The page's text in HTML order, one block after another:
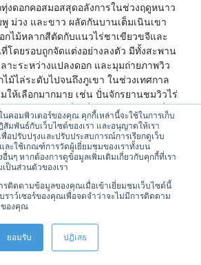
คอมพิวเตอร์ของคุณ คุกกี้เหล่านี้จะใช้ในการเก็บ
มพันธ์กับเว็บไซต์ของเรา และอนุญาตให้เรา
อปรับปรุงและปรับประสบการณ์การเรียกดูเว็บ
ละใช้เกณฑ์การวัดผู้เยี่ยมชมของเราทั้งบน
นๆ หากต้องการดูข้อมูลเพิ่มเติมเกี่ยวกับคุกกี้ที่เรา
ป็นส่วนตัวของเรา
ติดตามข้อมูลของคุณเมื่อเข้าเยี่ยมชมเว็บไซต์นี้
ราว์เซอร์ของคุณเพื่อจดจำว่าจะไม่มีการติดตาม
ของคุณ
ยอมรับ ปฏิเสธ
งดอกคอสมอสสุดอลังการในช่วงฤดูหนาว
ม่วง และขาว ผลัดกันบานเต็มเนินเขา
กไม้หลากสีตัดกับแนวไร่ชาเขียวขจีและ
โดยรอบถูกจัดแต่งอย่างลงตัว มีทั้งสะพาน
ลาะระหว่างแปลงดอก และมุมถ่ายภาพวิว
ไม้ไล่ระดับไปจนถึงภูเขา ในช่วงเทศกาล
ให้เลือกมากมาย เช่น ปั่นจักรยานชมวิวไร่
หรือชิมเมนูเครื่องดื่มและอาหารท้องถิ่น
ำให้สิงห์ปาร์คกลายเป็นหนึ่งในทุ่งดอกไม้
ยและมีกิจกรรมครบครัน เหมาะสำหรับมา
อคู่รัก
อนพฤศจิกายน – ธันวาคม
อำเภอเมืองเชียงราย จังหวัดเชียงราย
YEp4dj86dm1WMhC7A
0374